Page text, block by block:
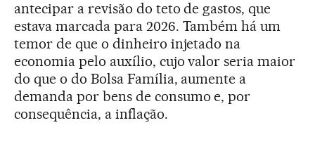
antecipar a revisão do teto de gastos, que
estava marcada para 2026. Também há um
temor de que o dinheiro injetado na
economia pelo auxílio, cujo valor seria maior
do que o do Bolsa Família, aumente a
demanda por bens de consumo e, por
consequência, a inflação.